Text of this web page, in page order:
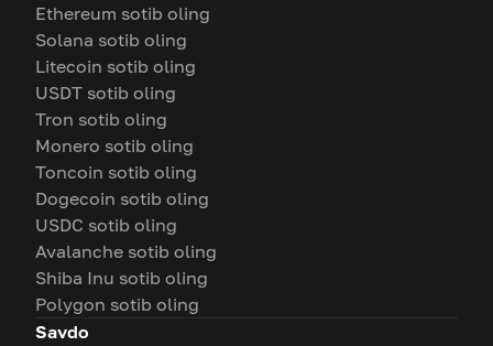
Ethereum sotib oling
Solana sotib oling
Litecoin sotib oling
USDT sotib oling
Tron sotib oling
Monero sotib oling
Toncoin sotib oling
Dogecoin sotib oling
USDC sotib oling
Avalanche sotib oling
Shiba Inu sotib oling
Polygon sotib oling
Savdo